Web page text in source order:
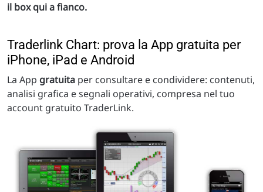
il box qui a fianco.
Traderlink Chart: prova la App gratuita per
iPhone, iPad e Android
La App gratuita per consultare e condividere: contenuti,
analisi grafica e segnali operativi, compresa nel tuo
account gratuito TraderLink.